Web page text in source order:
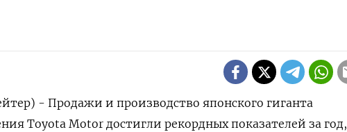
- Продажи и производство японского гиганта
Toyota Motor достигли рекордных показателей за год,